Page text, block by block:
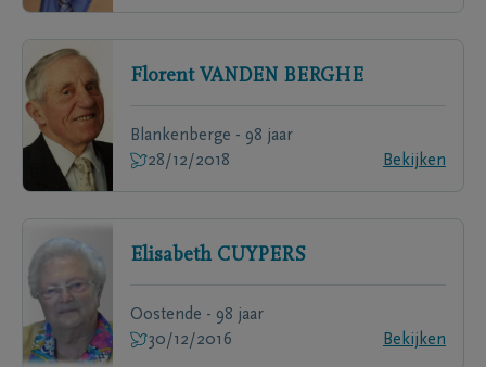
Florent VANDEN BERGHE
Blankenberge - 98 jaar
28/12/2018
Bekijken
Elisabeth CUYPERS
Oostende - 98 jaar
30/12/2016
Bekijken